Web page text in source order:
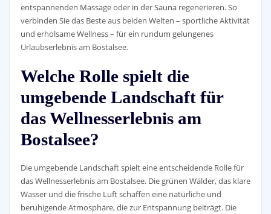
entspannenden Massage oder in der Sauna regenerieren. So
verbinden Sie das Beste aus beiden Welten – sportliche Aktivität
und erholsame Wellness – für ein rundum gelungenes
Urlaubserlebnis am Bostalsee.
Welche Rolle spielt die
umgebende Landschaft für
das Wellnesserlebnis am
Bostalsee?
Die umgebende Landschaft spielt eine entscheidende Rolle für
das Wellnesserlebnis am Bostalsee. Die grünen Wälder, das klare
Wasser und die frische Luft schaffen eine natürliche und
beruhigende Atmosphäre, die zur Entspannung beiträgt. Die